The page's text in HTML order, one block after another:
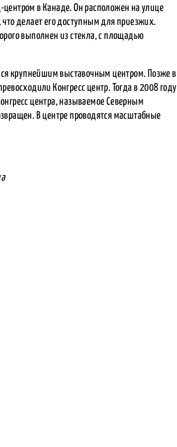
в Канаде. Он расположен на улице
делает его доступным для приезжих.
выполнен из стекла, с площадью
крупнейшим выставочным центром. Позже в
Конгресс центр. Тогда в 2008 году
центра, называемое Северным
В центре проводятся масштабные